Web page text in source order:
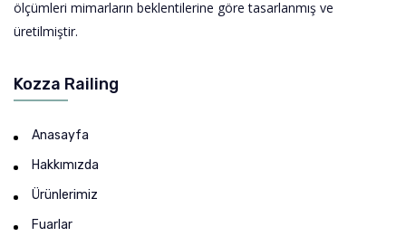
ölçümleri mimarların beklentilerine göre tasarlanmış ve
üretilmiştir.
Kozza Railing
Anasayfa
Hakkımızda
Ürünlerimiz
Fuarlar